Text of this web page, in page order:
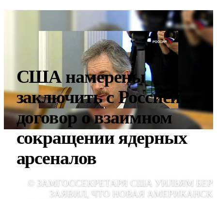
США намерены
заключить с Россией
договор о взаимном
сокращении ядерных
арсеналов
© ЗАМГОССЕКРЕТАРЯ США УИЛЬЯМ
ЗАЯВИЛ, ЧТО НОВАЯ